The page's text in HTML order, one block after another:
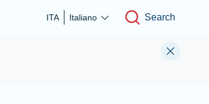
ITA Italiano Search